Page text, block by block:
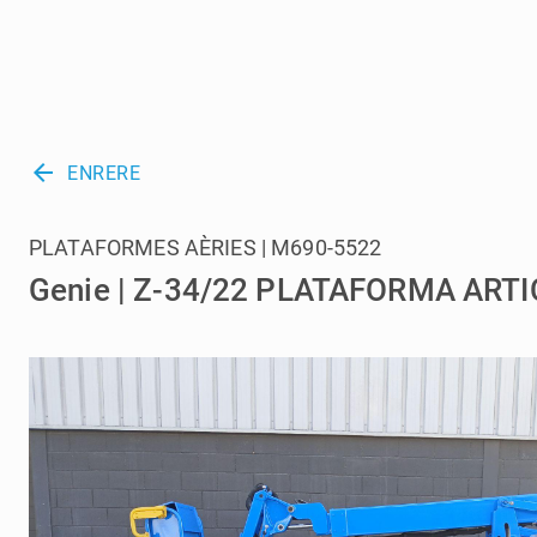
arrow_back ENRERE
Genie | Z-34/22 PLATAFORMA
PLATAFORMES AÈRIES | M690-5522